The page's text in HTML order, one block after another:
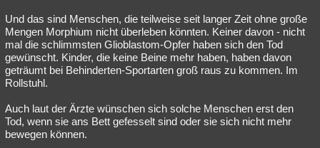
Und das sind Menschen, die teilweise seit langer Zeit ohne große
Mengen Morphium nicht überleben könnten. Keiner davon - nicht
mal die schlimmsten Glioblastom-Opfer haben sich den Tod
gewünscht. Kinder, die keine Beine mehr haben, haben davon
geträumt bei Behinderten-Sportarten groß raus zu kommen. Im
Rollstuhl.
Auch laut der Ärzte wünschen sich solche Menschen erst den
Tod, wenn sie ans Bett gefesselt sind oder sie sich nicht mehr
bewegen können.